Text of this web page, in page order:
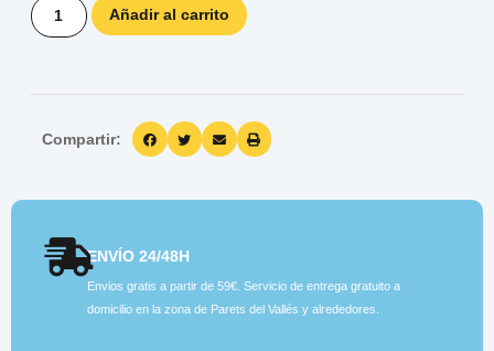
Añadir al carrito
Compartir:
ENVÍO 24/48H
Envios gratis a partir de 59€. Servicio de entrega gratuito a
domicilio en la zona de Parets del Vallés y alrededores.